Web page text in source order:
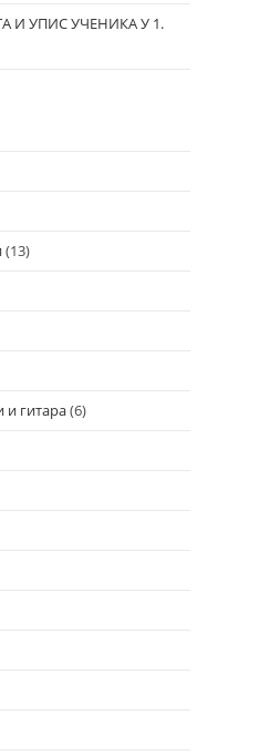
И УПИС УЧЕНИКА У 1.
(13)
и гитара(6)